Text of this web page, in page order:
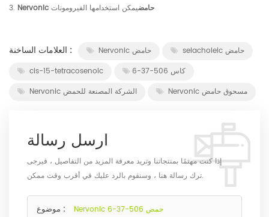
3.
Nervonic حامضيمكن استخدامها الفيرومونات
العلامات الساخنة : Nervonic حامض
selacholeic حامض
cis-15-tetracosenoic
كاس 506-37-6
Nervonic الشركة المصنعة للحمض
Nervonic مسحوق حامض
ارسل رسالة
إذا كنت مهتمًا بمنتجاتنا وتريد معرفة المزيد من التفاصيل ، فيرجى
ترك رسالة هنا ، وسنقوم بالرد عليك في أقرب وقت ممكن.
موضوع : Nervonic حمض 506-37-6